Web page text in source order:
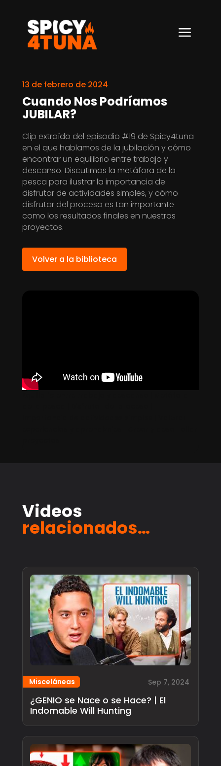
a
13 de febrero de 2024
Cuando Nos Podríamos
JUBILAR?
Clip extraído del episodio #19 de Spicy4tuna
en el que hablamos de la jubilación y cómo
encontrar un equilibrio entre trabajo y
descanso. Discutimos la metáfora de la
pesca para ilustrar la importancia de
disfrutar de actividades simples, y cómo
disfrutar del proceso es tan importante
como los resultados finales en nuestros
proyectos.
Volver a la biblioteca
Videos
relacionados…
Misceláneas Sep 7, 2024
¿GENIO se Nace o se Hace? | El
Indomable Will Hunting